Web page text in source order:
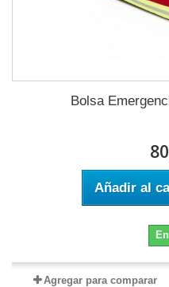
Bolsa
Añadir al
Agregar para comparar